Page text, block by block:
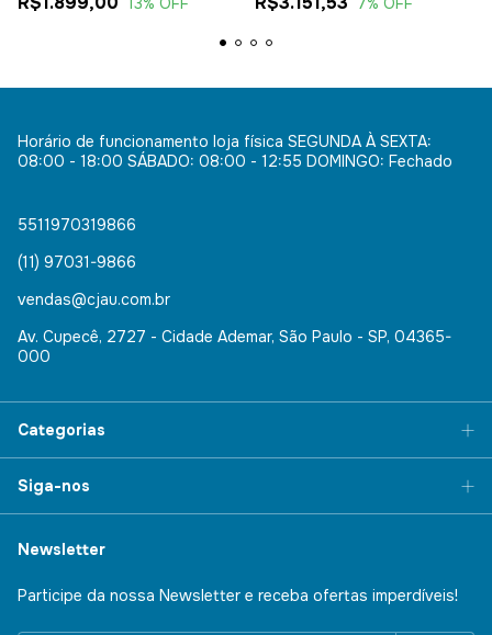
Horário de funcionamento loja física SEGUNDA À SEXTA:
08:00 - 18:00 SÁBADO: 08:00 - 12:55 DOMINGO: Fechado
5511970319866
(11) 97031-9866
vendas@cjau.com.br
Av. Cupecê, 2727 - Cidade Ademar, São Paulo - SP, 04365-
000
Categorias
Siga-nos
Newsletter
Participe da nossa Newsletter e receba ofertas imperdíveis!